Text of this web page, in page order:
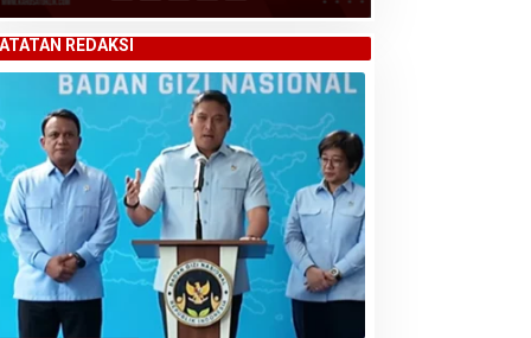
REDAKSI